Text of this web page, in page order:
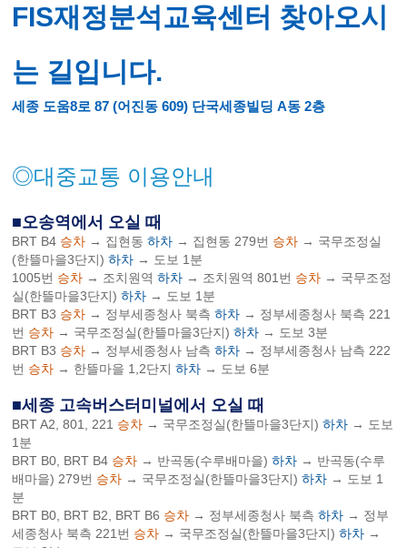
FIS재정분석교육센터 찾아오시
는 길입니다.
세종 도움8로 87 (어진동 609) 단국세종빌딩 A동 2층
◎대중교통 이용안내
■오송역에서 오실 때
BRT B4 승차 → 집현동하차 → 집현동 279번 승차 → 국무조정실
(한뜰마을3단지)하차 → 도보 1분
1005번 승차 → 조치원역하차 → 조치원역 801번 승차 → 국무조정
실(한뜰마을3단지)하차 → 도보 1분
BRT B3 승차 → 정부세종청사 북측하차 → 정부세종청사 북측 221
번 승차 → 국무조정실(한뜰마을3단지)하차 → 도보 3분
BRT B3 승차 → 정부세종청사 남측하차 → 정부세종청사 남측 222
번 승차 → 한뜰마을 1,2단지하차 → 도보 6분
■세종 고속버스터미널에서 오실 때
BRT A2, 801, 221 승차 → 국무조정실(한뜰마을3단지)하차 → 도보
1분
BRT B0, BRT B4 승차 → 반곡동(수루배마을)하차 → 반곡동(수루
배마을) 279번 승차 → 국무조정실(한뜰마을3단지)하차 → 도보 1
분
BRT B0, BRT B2, BRT B6 승차 → 정부세종청사 북측하차 → 정부
세종청사 북측 221번 승차 → 국무조정실(한뜰마을3단지)하차 →